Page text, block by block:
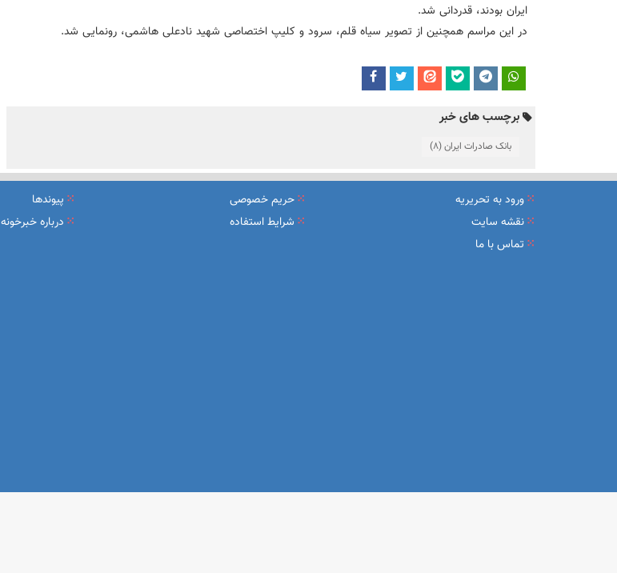
ایران بودند، قدردانی شد.
در این مراسم همچنین از تصویر سیاه قلم، سرود و کلیپ اختصاصی شهید نادعلی هاشمی، رونمایی شد.
برچسب های خبر
بانک صادرات ایران(8)
ورود به تحریریه
نقشه سایت
تماس با ما
حریم خصوصی
شرایط استفاده
پیوندها
درباره خبرخونه